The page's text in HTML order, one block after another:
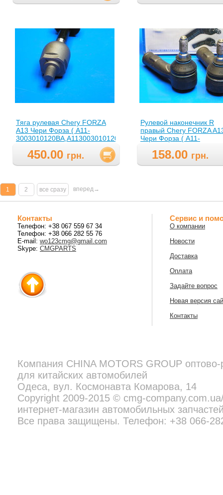
Тяга рулевая Chery FORZA
A13 Чери Форза ( A11-
3003010120BA,A113003010120BA
450.00 грн.
Рулевой наконечник R
правый Chery FORZA
Чери Форза ( A11-
158.00 грн.
1 2 все сразу вперед→
Контакты
Телефон: +38 067 559 67 34
Телефон: +38 066 282 55 76
E-mail: wo123cmg@gmail.com
Skype: CMGPARTS
Сервис и
О компании
Новости
Доставка
Оплата
Задайте вопрос
Новая версия
Контакты
Copyright 2009-2015 © cmg-company.com.ua/new -
Все права защищены. Телефон:
+38 097 692 02 06
Компания CHINA MOTORS GROUP
для китайских автомобилей
Одеса, вул. Космонавта Комарова, 14
Copyright 2009-2015 © cmg-
интернет-магазин автомобильных
Все права защищены. Телефон: +38 066-